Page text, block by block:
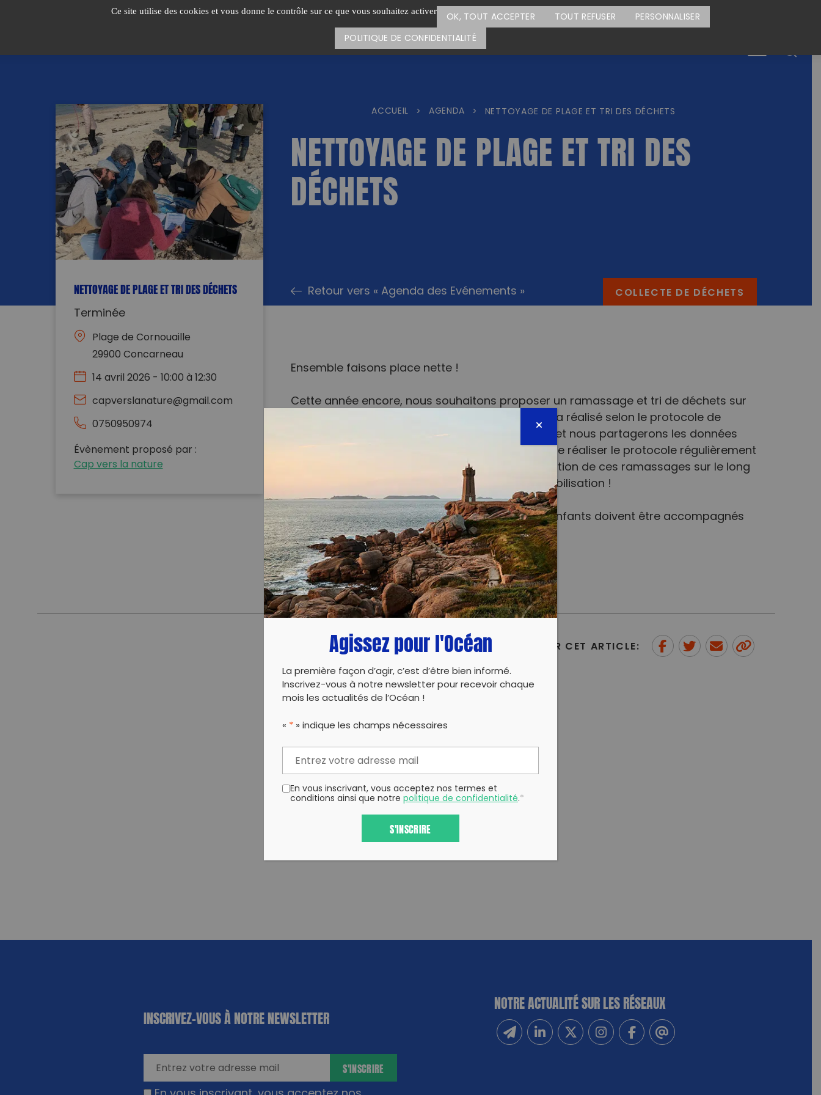
Ce site utilise des cookies et vous donne le contrôle sur ce que vous souhaitez activer OK, TOUT ACCEPTER TOUT REFUSER
PERSONNALISER
POLITIQUE DE CONFIDENTIALITÉ
CARTE DES ACTIONS
ACCUEIL > AGENDA > NETTOYAGE DE PLAGE ET TRI DES DÉCHETS
NETTOYAGE DE PLAGE ET TRI DES
DÉCHETS
Retour vers « Agenda des Evénements » COLLECTE DE DÉCHETS
NETTOYAGE DE PLAGE ET TRI DES DÉCHETS
Terminée
Plage de Cornouaille
29900 Concarneau
14 avril 2026 - 10:00 à 12:30
capverslanature@gmail.com
0750950974
Évènement proposé par :
Cap vers la nature
Ensemble faisons place nette !
Cette année encore, nous souhaitons proposer un ramassage et tri de déchets sur
la plage de Cornouaille de Concarneau. Le tri sera réalisé selon le protocole de
sciences participatives « zéro déchet sauvage » et nous partagerons les données
sur la plateforme. L’objectif de cette année, est de réaliser le protocole régulièrement
(idéalement 1 fois par mois) afin de suivre l’évolution de ces ramassages sur le long
terme. Pour cela nous avons besoin de votre mobilisation !
Cette sortie est gratuite, accessible à tous. Les enfants doivent être accompagnés
d’un adulte.
PARTAGER CET ARTICLE:
INSCRIVEZ-VOUS À NOTRE NEWSLETTER
S'INSCRIRE
NOTRE ACTUALITÉ SUR LES RÉSEAUX
Agissez pour l'Océan
La première façon d’agir, c’est d’être bien informé.
Inscrivez-vous à notre newsletter pour recevoir chaque
mois les actualités de l’Océan !
« * » indique les champs nécessaires
En vous inscrivant, vous acceptez nos termes et
conditions ainsi que notre politique de confidentialité.*
S'INSCRIRE